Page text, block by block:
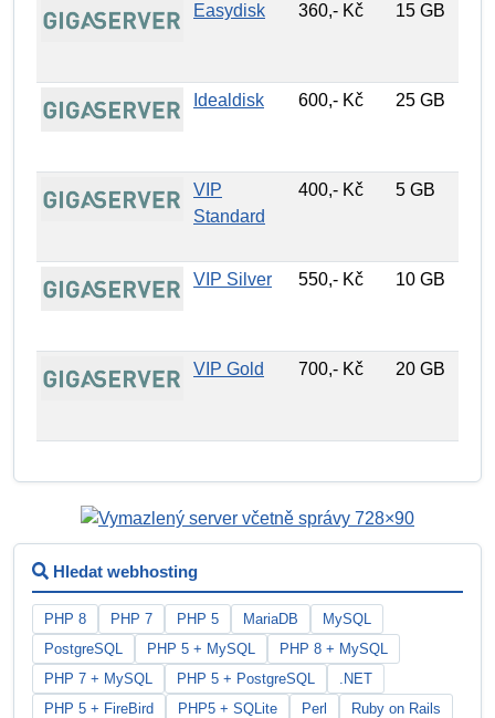
Easydisk 360,- Kč 15 GB
Idealdisk 600,- Kč 25 GB
VIP
Standard
400,- Kč 5 GB
VIP Silver 550,- Kč 10 GB
VIP Gold 700,- Kč 20 GB
Hledat webhosting
PHP 8 PHP 7 PHP 5 MariaDB
MySQL
PostgreSQL
PHP 5 + MySQL
PHP 8 + MySQL
PHP 7 + MySQL
PHP 5 + PostgreSQL
.NET
PHP 5 + FireBird
PHP5 + SQLite Perl
Ruby on Rails